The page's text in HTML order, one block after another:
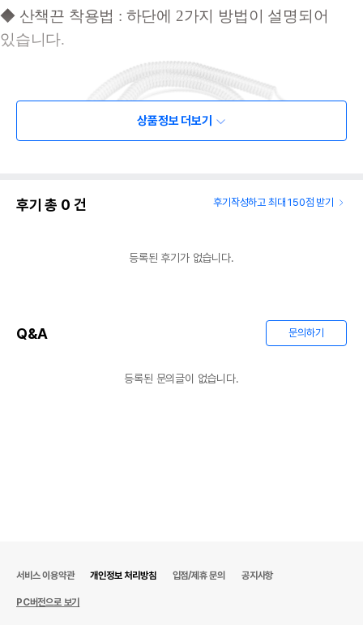
◆ 산책끈 착용법 : 하단에 2가지 방법이 설명되어
있습니다.
상품정보 더보기
후기 총 0 건 후기작성하고 최대 150점 받기
등록된 후기가 없습니다.
Q&A 문의하기
등록된 문의글이 없습니다.
서비스 이용약관 개인정보 처리방침 입점/제휴 문의 공지사항
PC버전으로 보기